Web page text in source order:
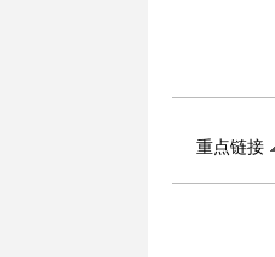
重点链接